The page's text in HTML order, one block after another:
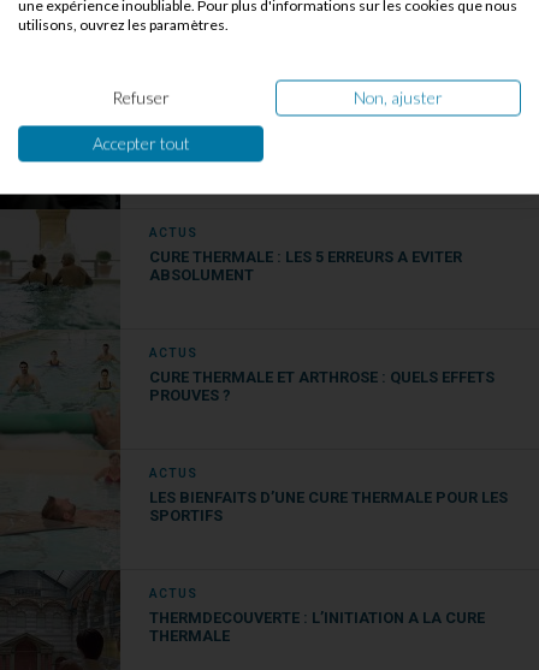
LES DATES D’OUVERTURE DE VOS STATIONS EN
2026
BON PLAN : VOTRE TRANSPORT EN CURE EN
TOUTE TRANQUILLITE ET LIBERTE AVEC
ACTUS
CURE THERMALE : LES 5 ERREURS A EVITER
ABSOLUMENT
ACTUS
CURE THERMALE ET ARTHROSE : QUELS EFFETS
PROUVES ?
ACTUS
LES BIENFAITS D’UNE CURE THERMALE POUR LES
SPORTIFS
ACTUS
THERMDECOUVERTE : L’INITIATION A LA CURE
THERMALE
une expérience inoubliable. Pour plus d'informations sur les cookies que nous
utilisons, ouvrez les paramètres.
Refuser Non, ajuster
Accepter tout